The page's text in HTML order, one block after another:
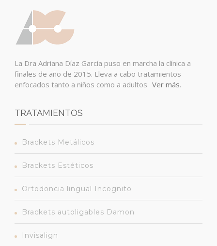
La Dra Adriana Díaz García puso en marcha la clínica a
finales de año de 2015. Lleva a cabo tratamientos
enfocados tanto a niños como a adultos Ver más.
TRATAMIENTOS
Brackets Metálicos
Brackets Estéticos
Ortodoncia lingual Incognito
Brackets autoligables Damon
Invisalign